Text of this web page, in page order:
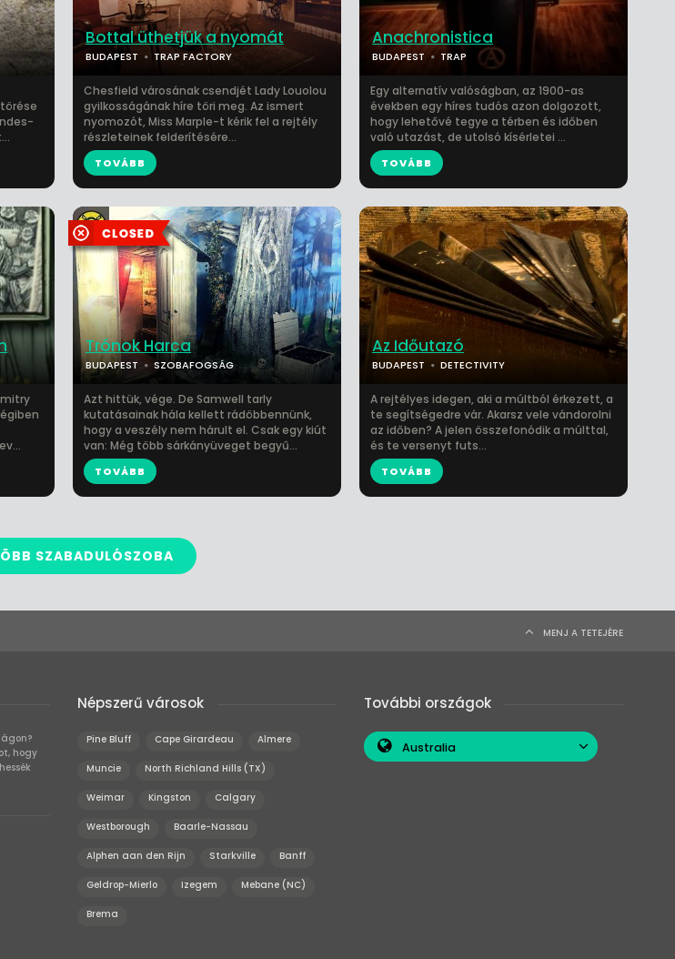
Bottal üthetjük a nyomát
BUDAPEST TRAP FACTORY
Chesfield városának csendjét Lady Louolou
gyilkosságának híre töri meg. Az ismert
nyomozót, Miss Marple-t kérik fel a rejtély
részleteinek felderítésére...
TOVÁBB
Anachronistica
BUDAPEST TRAP
Egy alternatív valóságban, az 1900-as
években egy híres tudós azon dolgozott,
hogy lehetővé tegye a térben és időben
való utazást, de utolsó kísérletei ...
TOVÁBB
Trónok Harca
BUDAPEST SZOBAFOGSÁG
Azt hittük, vége. De Samwell tarly
kutatásainak hála kellett rádöbbennünk,
hogy a veszély nem hárult el. Csak egy kiút
van: Még több sárkányüveget begyű...
TOVÁBB
Az Időutazó
BUDAPEST DETECTIVITY
A rejtélyes idegen, aki a múltból érkezett, a
te segítségedre vár. Akarsz vele vándorolni
az időben? A jelen összefonódik a múlttal,
és te versenyt futs...
TOVÁBB
SZABADULÓSZOBA
MENJ A TETEJÉRE
hogy
Népszerű városok
Pine Bluff Cape Girardeau Almere
Muncie North Richland Hills (TX)
Weimar Kingston Calgary
Westborough Baarle-Nassau
Alphen aan den Rijn Starkville Banff
Geldrop-Mierlo Izegem Mebane (NC)
Brema
További országok
Australia